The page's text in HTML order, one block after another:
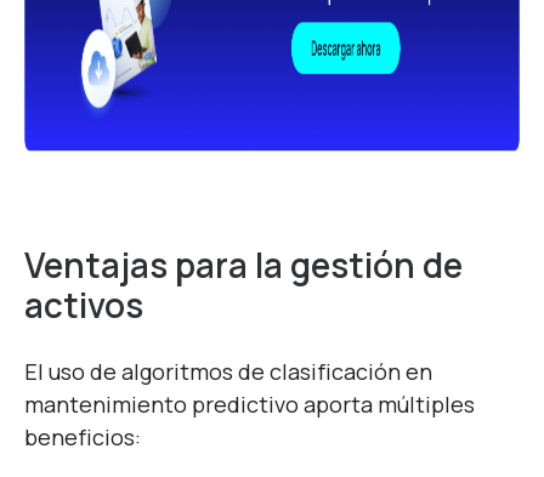
Ventajas para la gestión de
activos
El uso de algoritmos de clasificación en
mantenimiento predictivo aporta múltiples
beneficios: